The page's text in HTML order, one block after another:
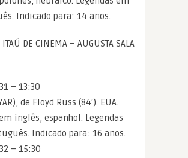
Indicado para: 14 anos.
ITAÚ DE CINEMA – AUGUSTA SALA
– 13:30
de Floyd Russ (84′). EUA.
inglês, espanhol. Legendas
Indicado para: 16 anos.
– 15:30